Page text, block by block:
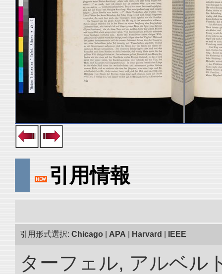
引用情報
引用形式選択: Chicago APA Harvard IEEE
ターフェル, アルベル